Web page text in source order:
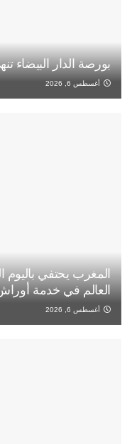
بورصة الدار البيضاء
أغسطس 6, 2026
المغرب يحتفي باليوم
العالم في خدمة أوراش
أغسطس 6, 2026